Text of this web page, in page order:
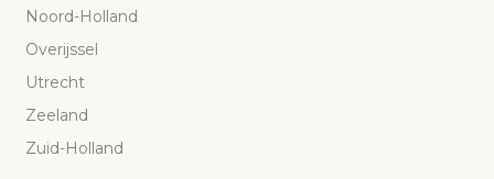
Noord-Holland
Overijssel
Utrecht
Zeeland
Zuid-Holland